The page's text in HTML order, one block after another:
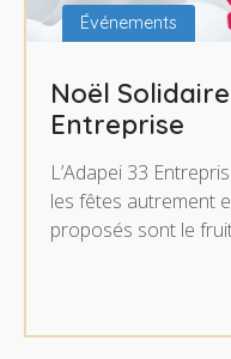
Événements
Noël
Entreprise
L’Adapei 33
les fêtes autrement
proposés sont le